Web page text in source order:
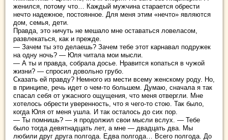
женился, потому что… Каждый мужчина старается обрести
нечто надежное, постоянное. Для меня этим «нечто» являются
дом, семья, дети.
Правда, это ничуть не мешало мне оставаться ловеласом,
развлекаться, как и прежде.
— Зачем ты это делаешь? Зачем тебе этот карнавал подружек
на одну ночь? — Юля читала мои мысли.
— А ты и правда, собрала досье. Нравится копаться в чужой
жизни? — спросил довольно грубо.
Сказать ей правду? Немного из мести всему женскому роду. Но,
в принципе, речь идет о чем-то большем. Думаю, сначала я так
спасал себя от ужасного ощущения, что меня отвергли. Мне
хотелось обрести уверенность, что я чего-то стою. Так было,
когда Юля от меня ушла. И так осталось до сих пор.
— Ты помнишь? — я продолжил свои мысли вслух. — Тебе
было тогда девятнадцать лет, а мне — двадцать два. Мы
любили друг друга полгода. Едва полгода… Всего полгода. До